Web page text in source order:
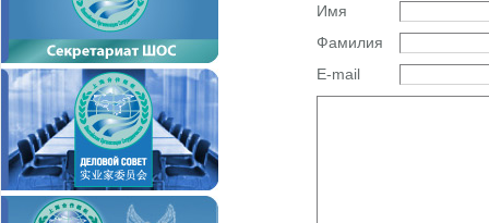
Имя
Фамилия
E-mail